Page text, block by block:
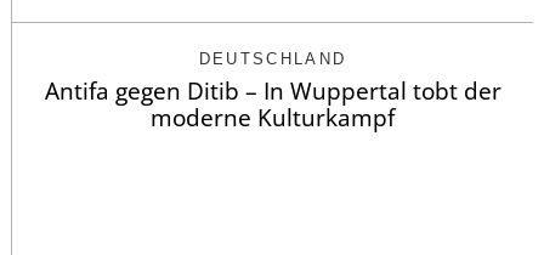
DEUTSCHLAND
Antifa gegen Ditib – In Wuppertal tobt der
moderne Kulturkampf